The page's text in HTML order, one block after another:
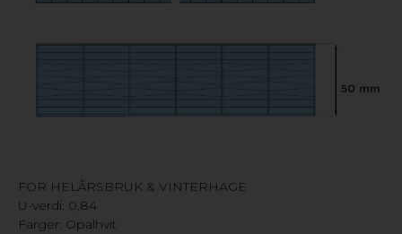
FOR HELÅRSBRUK & VINTERHAGE
U-verdi: 0,84
Farger: Opalhvit